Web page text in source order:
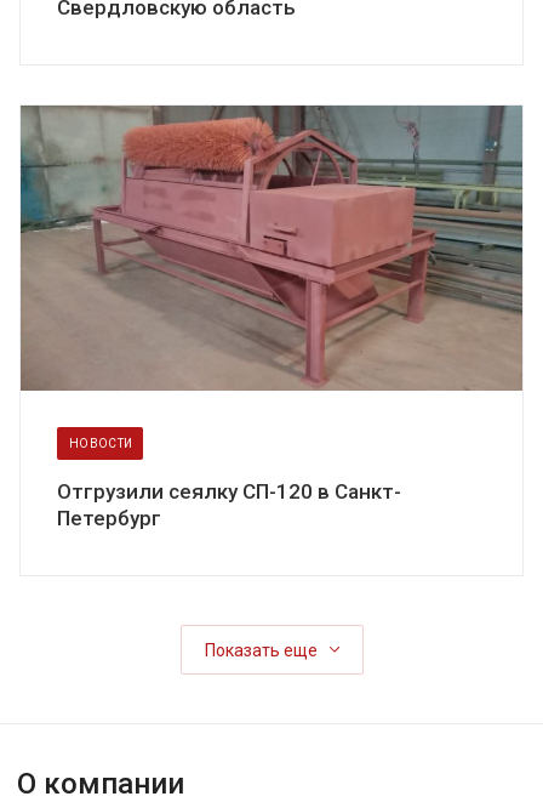
Свердловскую область
НОВОСТИ
Отгрузили сеялку СП-120 в Санкт-
Петербург
Показать еще
О компании